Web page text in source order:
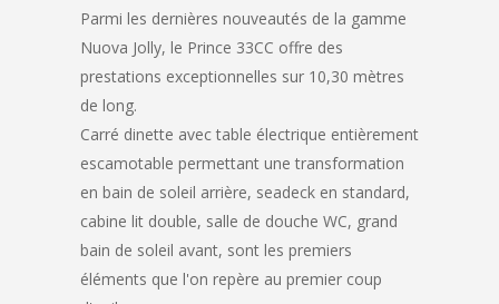
Parmi les dernières nouveautés de la gamme
Nuova Jolly, le Prince 33CC offre des
prestations exceptionnelles sur 10,30 mètres
de long.
Carré dinette avec table électrique entièrement
escamotable permettant une transformation
en bain de soleil arrière, seadeck en standard,
cabine lit double, salle de douche WC, grand
bain de soleil avant, sont les premiers
éléments que l'on repère au premier coup